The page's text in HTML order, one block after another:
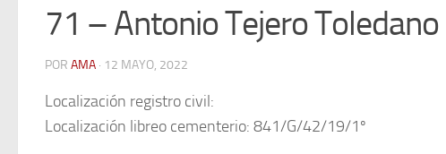
71 – Antonio Tejero Toledano
POR AMA · 12 MAYO, 2022
Localización registro civil:
Localización libreo cementerio: 841/G/42/19/1º